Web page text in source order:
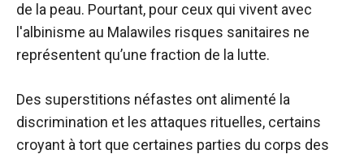
de la peau. Pourtant, pour ceux qui vivent avec
l'albinisme au Malawi les risques sanitaires ne
représentent qu’une fraction de la lutte.
Des superstitions néfastes ont alimenté la
discrimination et les attaques rituelles, certains
croyant à tort que certaines parties du corps des